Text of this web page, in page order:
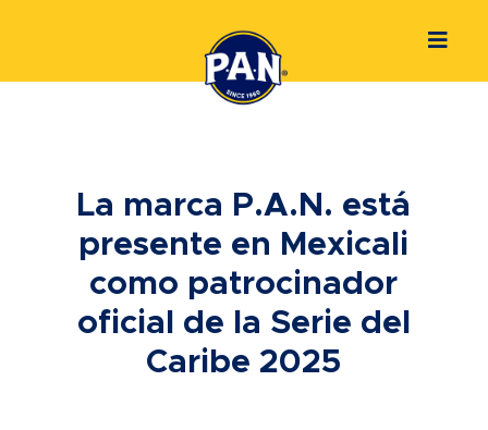
La marca P.A.N. está
presente en Mexicali
como patrocinador
oficial de la Serie del
Caribe 2025